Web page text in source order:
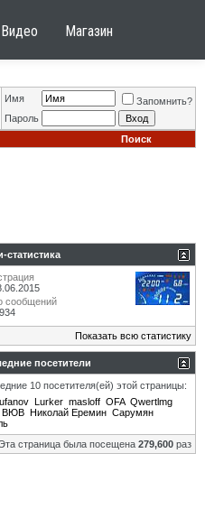
Видео Магазин
Имя
Запомнить?
Пароль
Поиск
статистика
сообщений
Показать всю статистику
посетители
10 посетителя(ей) этой страницы:
Lurker masloff OFA Qwertlmg
ВЮВ Николай Еремин Сарумян
страница была посещена 279,600 раз